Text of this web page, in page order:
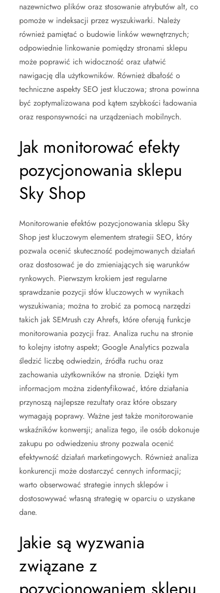
nazewnictwo plików oraz stosowanie atrybutów alt, co
pomoże w indeksacji przez wyszukiwarki. Należy
również pamiętać o budowie linków wewnętrznych;
odpowiednie linkowanie pomiędzy stronami sklepu
może poprawić ich widoczność oraz ułatwić
nawigację dla użytkowników. Również dbałość o
techniczne aspekty SEO jest kluczowa; strona powinna
być zoptymalizowana pod kątem szybkości ładowania
oraz responsywności na urządzeniach mobilnych.
Jak monitorować efekty
pozycjonowania sklepu
Sky Shop
Monitorowanie efektów pozycjonowania sklepu Sky
Shop jest kluczowym elementem strategii SEO, który
pozwala ocenić skuteczność podejmowanych działań
oraz dostosować je do zmieniających się warunków
rynkowych. Pierwszym krokiem jest regularne
sprawdzanie pozycji słów kluczowych w wynikach
wyszukiwania; można to zrobić za pomocą narzędzi
takich jak SEMrush czy Ahrefs, które oferują funkcje
monitorowania pozycji fraz. Analiza ruchu na stronie
to kolejny istotny aspekt; Google Analytics pozwala
śledzić liczbę odwiedzin, źródła ruchu oraz
zachowania użytkowników na stronie. Dzięki tym
informacjom można zidentyfikować, które działania
przynoszą najlepsze rezultaty oraz które obszary
wymagają poprawy. Ważne jest także monitorowanie
wskaźników konwersji; analiza tego, ile osób dokonuje
zakupu po odwiedzeniu strony pozwala ocenić
efektywność działań marketingowych. Również analiza
konkurencji może dostarczyć cennych informacji;
warto obserwować strategie innych sklepów i
dostosowywać własną strategię w oparciu o uzyskane
dane.
Jakie są wyzwania
związane z